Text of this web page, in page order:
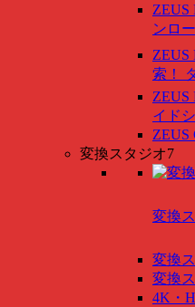
ZEUS
ンロ
索！
ZEUS
イド
ZEUS
変換スタジオ7
変換
変換
変換
4K・